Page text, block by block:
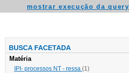
mostrar execução da query
BUSCA FACETADA
Matéria
IPI- processos NT - ressa (1)